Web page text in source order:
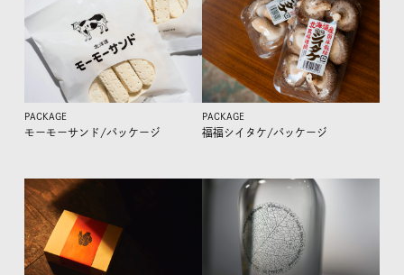
PACKAGE
モーモーサンド/パッケージ
PACKAGE
福福シイタケ/パッケージ